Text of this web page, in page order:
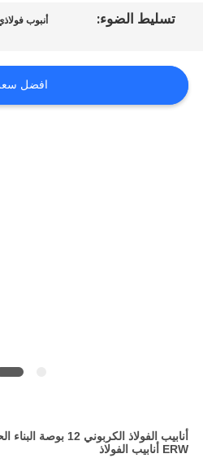
اقتباس
تسليط الضوء: أنبوب فولاذي 12
افضل
أنابيب الفولاذ
ERW أنابيب الفولاذ